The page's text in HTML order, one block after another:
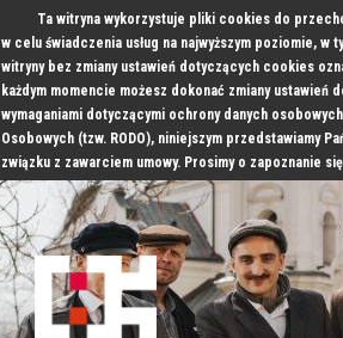
Ta witryna wykorzystuje pliki cookies do
w celu świadczenia usług na najwyższym poziomie,
witryny bez zmiany ustawień dotyczących cookies
każdym momencie możesz dokonać zmiany ustawień
wymaganiami dotyczącymi ochrony danych
Osobowych (tzw. RODO), niniejszym przedstawiamy
związku z zawarciem umowy. Prosimy o zapoznanie